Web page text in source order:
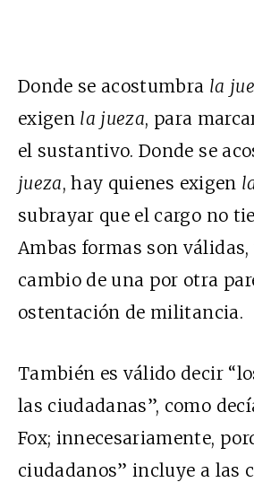
Donde se acostumbra la
exigen la jueza, para
el sustantivo. Donde se
jueza, hay quienes exigen
subrayar que el cargo no
Ambas formas son
cambio de una por otra
ostentación de militancia.
También es válido decir
las ciudadanas”, como
Fox; innecesariamente,
ciudadanos” incluye a las